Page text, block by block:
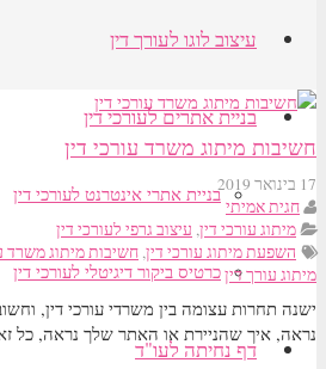
עיצוב לוגו לעורך דין
בניית אתרים לעורכי דין
בניית אתרי אינטרנט לעורכי דין
כרטיס ביקור דיגיטלי לעורכי דין
דף נחיתה לעו"ד
חשיבות מיתוג משרד עורכי דין
17 בינואר 2019
חגית אמיתי
מיתוג עורכי דין, עיצוב גרפי לעורכי דין
השפעת מיתוג עורכי דין, חשיבות מיתוג משרד
מיתוג עורך דין
ישנה תחרות עצומה בין משרדי עורכי דין,
נראה, איך שהניירת או האתר שלך נראה, כל